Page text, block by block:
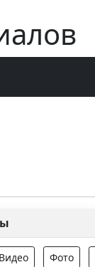
Видео Фото